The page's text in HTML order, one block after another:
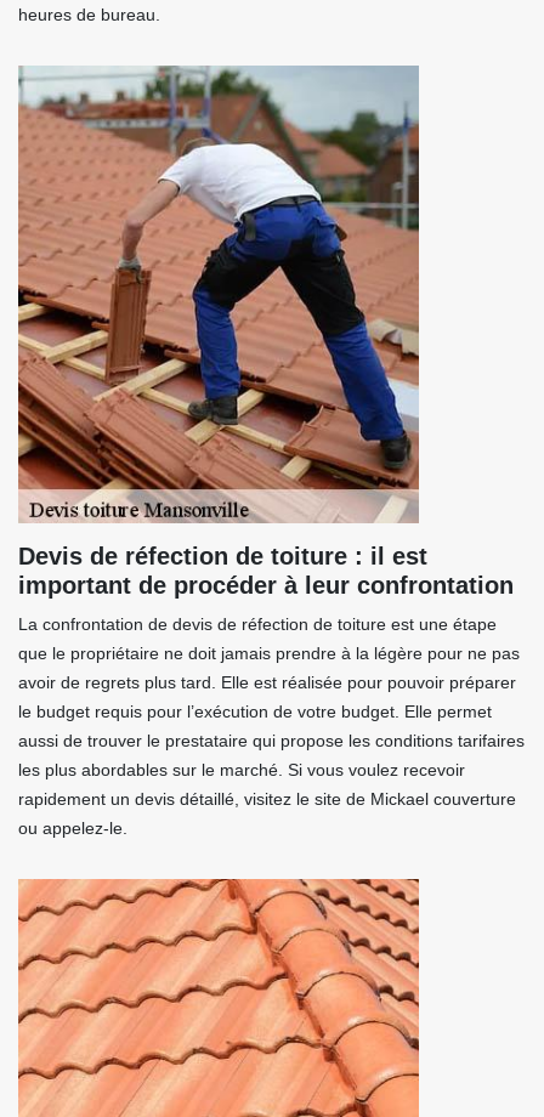
heures de bureau.
Devis de réfection de toiture : il est
important de procéder à leur confrontation
La confrontation de devis de réfection de toiture est une étape
que le propriétaire ne doit jamais prendre à la légère pour ne pas
avoir de regrets plus tard. Elle est réalisée pour pouvoir préparer
le budget requis pour l’exécution de votre budget. Elle permet
aussi de trouver le prestataire qui propose les conditions tarifaires
les plus abordables sur le marché. Si vous voulez recevoir
rapidement un devis détaillé, visitez le site de Mickael couverture
ou appelez-le.